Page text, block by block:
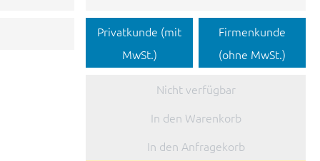
Privatkunde (mit
MwSt.)
Firmenkunde
(ohne MwSt.)
Nicht verfügbar
In den Warenkorb
In den Anfragekorb